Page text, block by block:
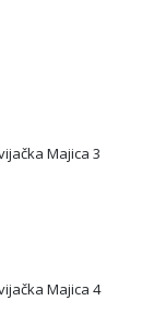
Majica 3
Majica 4